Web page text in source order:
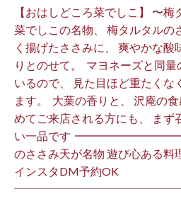
【おはしどころ菜でしこ】 〜梅
菜でしこの名物、 梅タルタルの
く揚げたささみに、 爽やかな酸
りとのせて。 ⁡ マヨネーズと同
いるので、 見た目ほど重たくな
ます。 ⁡ 大葉の香りと、 沢庵の
めてご来店される方にも、 まず
い一品です️
のささみ天が名物 遊び心ある料
インスタDM予約OK ⁡